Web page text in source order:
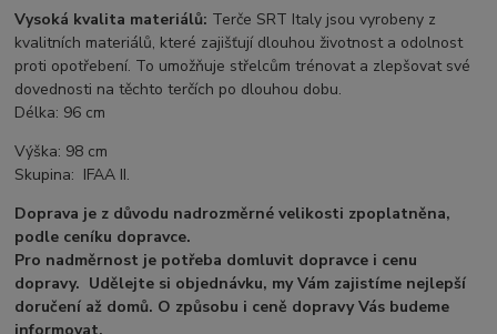
Vysoká kvalita materiálů: Terče SRT Italy jsou vyrobeny z
kvalitních materiálů, které zajišťují dlouhou životnost a odolnost
proti opotřebení. To umožňuje střelcům trénovat a zlepšovat své
dovednosti na těchto terčích po dlouhou dobu.
Délka: 96 cm
Výška: 98 cm
Skupina: IFAA II.
Doprava je z důvodu nadrozměrné velikosti zpoplatněna,
podle ceníku dopravce.
Pro nadměrnost je potřeba domluvit dopravce i cenu
dopravy. Udělejte si objednávku, my Vám zajistíme nejlepší
doručení až domů. O způsobu i ceně dopravy Vás budeme